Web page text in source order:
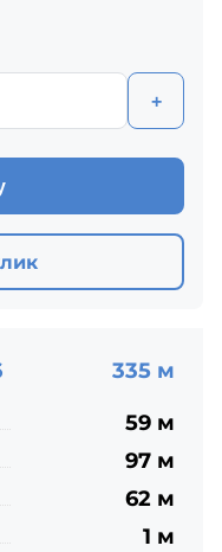
+
335 м
59 м
97 м
62 м
1 м